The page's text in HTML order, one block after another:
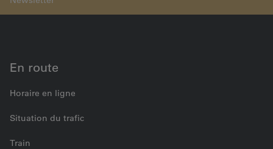
En route
Horaire en ligne
Situation du trafic
Train